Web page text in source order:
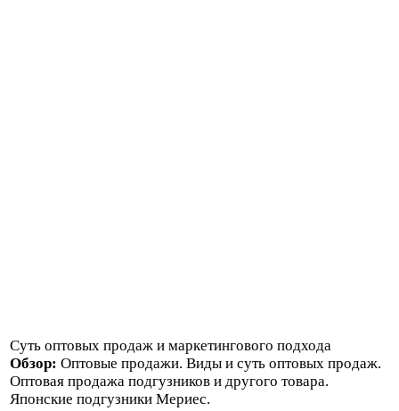
Суть оптовых продаж и маркетингового подхода
Обзор: Оптовые продажи. Виды и суть оптовых продаж.
Оптовая продажа подгузников и другого товара.
Японские подгузники Мериес.